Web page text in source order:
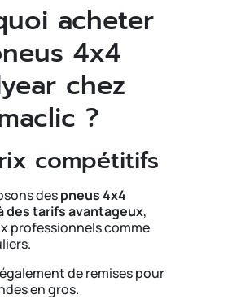
acheter
4x4
chez
?
compétitifs
despneus 4x4
des tarifs avantageux,
professionnels comme
de remises pour
en gros.